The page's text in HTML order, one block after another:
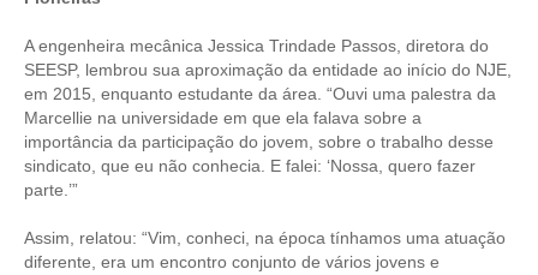
A engenheira mecânica Jessica Trindade Passos, diretora do
SEESP, lembrou sua aproximação da entidade ao início do NJE,
em 2015, enquanto estudante da área. “Ouvi uma palestra da
Marcellie na universidade em que ela falava sobre a
importância da participação do jovem, sobre o trabalho desse
sindicato, que eu não conhecia. E falei: ‘Nossa, quero fazer
parte.’”
Assim, relatou: “Vim, conheci, na época tínhamos uma atuação
diferente, era um encontro conjunto de vários jovens e